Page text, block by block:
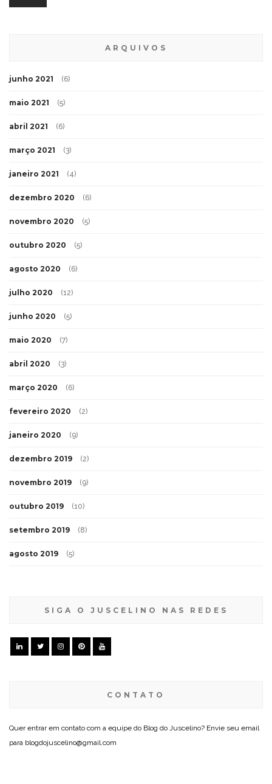
ARQUIVOS
junho 2021 (6)
maio 2021 (5)
abril 2021 (6)
março 2021 (3)
janeiro 2021 (4)
dezembro 2020 (6)
novembro 2020 (5)
outubro 2020 (5)
agosto 2020 (6)
julho 2020 (12)
junho 2020 (5)
maio 2020 (7)
abril 2020 (3)
março 2020 (6)
fevereiro 2020 (2)
janeiro 2020 (9)
dezembro 2019 (2)
novembro 2019 (9)
outubro 2019 (10)
setembro 2019 (8)
agosto 2019 (5)
SIGA O JUSCELINO NAS REDES
CONTATO
Quer entrar em contato com a equipe do Blog do Juscelino? Envie seu email
para blogdojuscelino@gmail.com